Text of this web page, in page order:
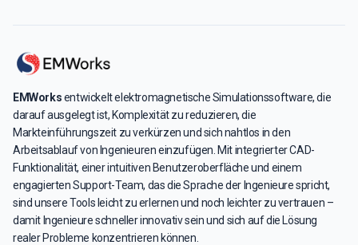
EMWorksentwickelt elektromagnetische Simulationssoftware, die
darauf ausgelegt ist, Komplexität zu reduzieren, die
Markteinführungszeit zu verkürzen und sich nahtlos in den
Arbeitsablauf von Ingenieuren einzufügen. Mit integrierter CAD-
Funktionalität, einer intuitiven Benutzeroberfläche und einem
engagierten Support-Team, das die Sprache der Ingenieure spricht,
sind unsere Tools leicht zu erlernen und noch leichter zu vertrauen –
damit Ingenieure schneller innovativ sein und sich auf die Lösung
realer Probleme konzentrieren können.